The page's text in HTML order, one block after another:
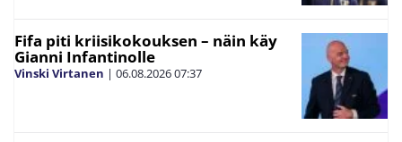
Fifa piti kriisikokouksen – näin käy
Gianni Infantinolle
Vinski Virtanen | 06.08.202607:37